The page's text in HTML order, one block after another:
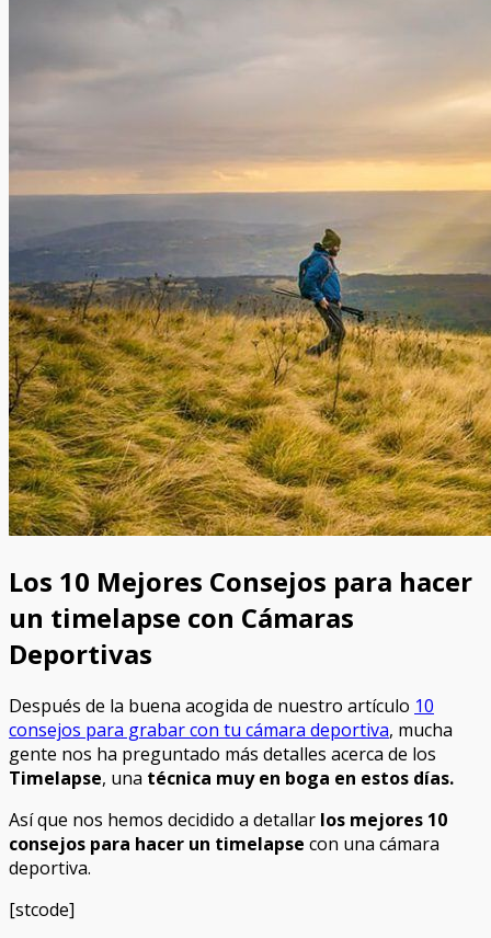
Los 10 Mejores Consejos para hacer
un timelapse con Cámaras
Deportivas
Después de la buena acogida de nuestro artículo 10
consejos para grabar con tu cámara deportiva, mucha
gente nos ha preguntado más detalles acerca de los
Timelapse, una técnica muy en boga en estos días.
Así que nos hemos decidido a detallar los mejores 10
consejos para hacer un timelapse con una cámara
deportiva.
[stcode]